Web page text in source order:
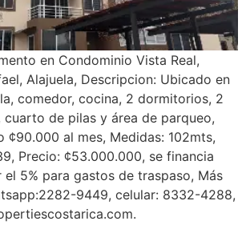
en Condominio Vista Real,
Alajuela, Descripcion: Ubicado en
comedor, cocina, 2 dormitorios, 2
cuarto de pilas y área de parqueo,
¢90.000 al mes, Medidas: 102mts,
Precio: ¢53.000.000, se financia
el 5% para gastos de traspaso, Más
9449, celular: 8332-4288,